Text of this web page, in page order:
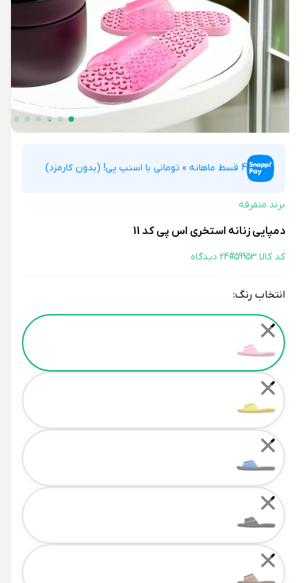
4 قسط ماهانه 0 تومانی با اسنپ پی! (بدون کارمزد)
برند متفرقه
دمپایی زنانه استخری اس پی کد 11
کد کالا 59953# 24 دیدگاه
انتخاب رنگ:
Color
✕
✕
✕
✕
✕